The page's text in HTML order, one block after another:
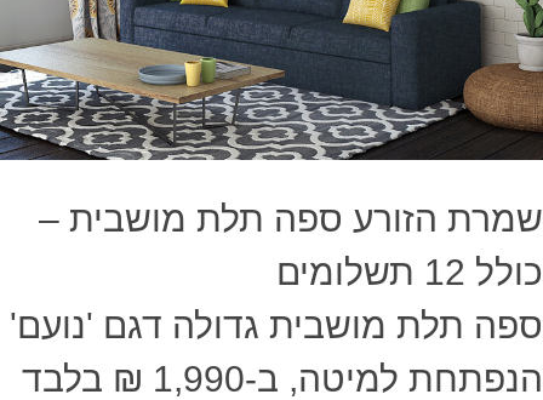
שמרת הזורע ספה תלת מושבית –
כולל 12 תשלומים
ספה תלת מושבית גדולה דגם 'נועם'
הנפתחת למיטה, ב-1,990 ₪ בלבד